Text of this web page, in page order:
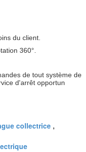
du client.
360°.
de tout système de
d'arrêt opportun
collectrice ,